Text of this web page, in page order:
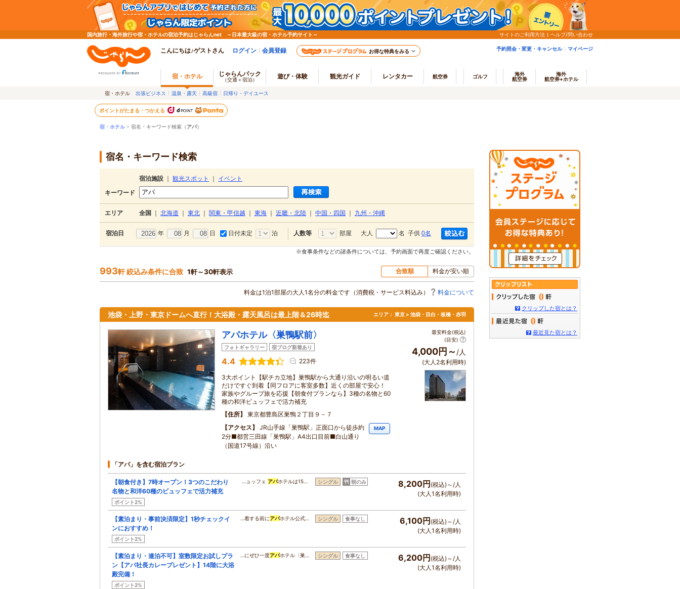
国内旅行・海外旅行や宿・ホテルの宿泊予約はじゃらんnet ～日本最大級の宿・ホテル予約サイト～ サイトのご利用方法 ヘルプ/問い合わせ
こんにちは♪ゲストさん ログイン 会員登録 お得な特典をみる 予約照会・変更・キャンセル マイページ
宿・ホテル じゃらんパック
（交通＋宿泊） 遊び・体験 観光ガイド レンタカー 航空券 ゴルフ
海外
航空券
海外
航空券+ホテル
宿・ホテル 出張ビジネス 温泉・露天 高級宿 日帰り・デイユース
ポイントがたまる・つかえる
宿・ホテル > 宿名・キーワード検索（アパ）
宿名・キーワード検索
宿泊施設 観光スポット
イベント
キーワード
エリア 全国 北海道 東北 関東・甲信越 東海 近畿・北陸 中国・四国 九州・沖縄
宿泊日 年 月 日 日付未定 泊 人数等 部屋 大人 名 子供 0名
※食事条件などの諸条件については、予約画面で再度ご確認ください。
993軒 絞込み条件に合致 1軒～30軒表示 合致順 料金が安い順
料金は1泊1部屋の大人1名分の料金です（消費税・サービス料込み） 料金について
池袋・上野・東京ドームへ直行！大浴殿・露天風呂は最上階＆26時迄 エリア： 東京 > 池袋・目白・板橋・赤羽
アパホテル〈巣鴨駅前〉
フォトギャラリー 宿ブログ新着あり
4.4 223件
3大ポイント【駅チカ立地】巣鴨駅から大通り沿いの明るい道
だけですぐ到着【同フロアに客室多数】近くの部屋で安心！
家族やグループ旅を応援【朝食付プランなら】3種の名物と60
種の和洋ビュッフェで活力補充
住所
東京都豊島区巣鴨２丁目９－７
アクセス
JR山手線「巣鴨駅」正面口から徒歩約
2分■都営三田線「巣鴨駅」A4出口目前■白山通り
（国道17号線）沿い
MAP
最安料金(税込)
(目安)
4,000円～ /人
(大人2名利用時)
「アパ」を含む宿泊プラン
【朝食付き】7時オープン！3つのこだわり
名物と和洋60種のビュッフェで活力補充
ポイント2%
…ュッフェ アパホテルは15… シングル 朝のみ 8,200円 (税込)～/人
(大人1名利用時)
【素泊まり・事前決済限定】1秒チェックイ
ンにおすすめ！
ポイント2%
…着する前にアパホテル公式… シングル 食事なし 6,100円 (税込)～/人
(大人1名利用時)
【素泊まり・連泊不可】室数限定お試しプラ
ン【アパ社長カレープレゼント】14階に大浴
殿完備！
ポイント2%
…にぜひ一度アパホテル〈巣… シングル 食事なし 6,200円 (税込)～/人
(大人1名利用時)
0
クリップした宿とは？
0
最近見た宿とは？